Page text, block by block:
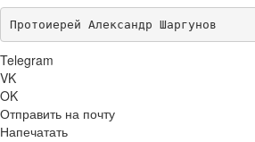
Протоиерей Александр Шаргунов
Telegram
VK
OK
Отправить на почту
Напечатать